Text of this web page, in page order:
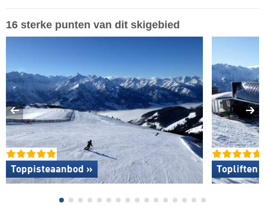
16 sterke punten van dit skigebied
Toppisteaanbod » Topliften